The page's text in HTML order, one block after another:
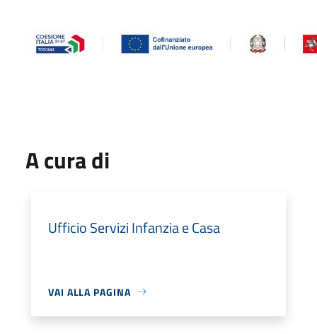
A cura di
Ufficio Servizi Infanzia e Casa
VAI ALLA PAGINA